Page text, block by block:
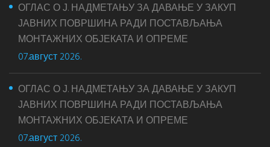
ОГЛАС О Ј. НАДМЕТАЊУ ЗА ДАВАЊЕ У ЗАКУП
ЈАВНИХ ПОВРШИНА РАДИ ПОСТАВЉАЊА
МОНТАЖНИХ ОБЈЕКАТА И ОПРЕМЕ
07.август 2026.
ОГЛАС О Ј. НАДМЕТАЊУ ЗА ДАВАЊЕ У ЗАКУП
ЈАВНИХ ПОВРШИНА РАДИ ПОСТАВЉАЊА
МОНТАЖНИХ ОБЈЕКАТА И ОПРЕМЕ
07.август 2026.